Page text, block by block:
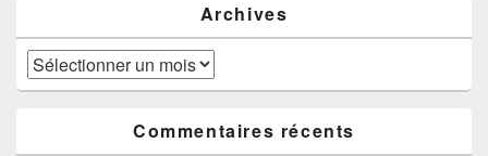
Archives
Archives
Commentaires récents